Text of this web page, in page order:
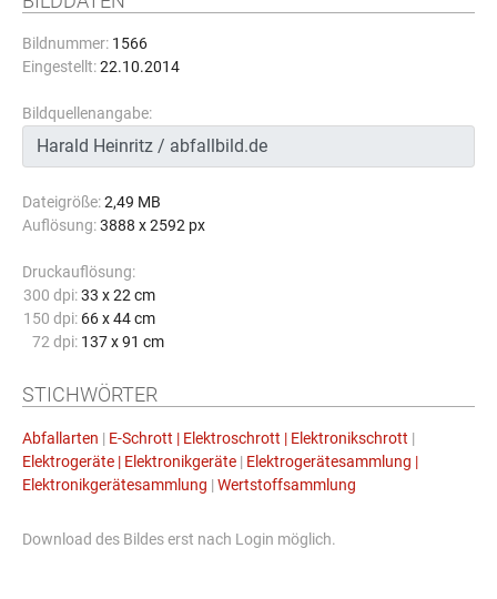
Bildnummer: 1566
Eingestellt:22.10.2014
Bildquellenangabe:
Dateigröße:2,49 MB
Auflösung:3888 x 2592 px
Druckauflösung:
300 dpi: 33 x 22 cm
150 dpi: 66 x 44 cm
72 dpi: 137 x 91 cm
STICHWÖRTER
Abfallarten | E-Schrott | Elektroschrott | Elektronikschrott |
Elektrogeräte | Elektronikgeräte | Elektrogerätesammlung |
Elektronikgerätesammlung | Wertstoffsammlung
Download des Bildes erst nach Login möglich.